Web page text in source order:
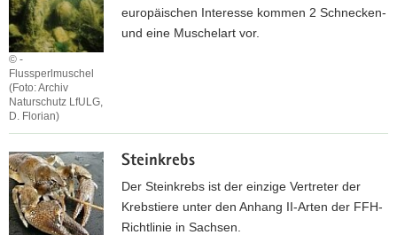
m
e
t
t
e
r
l
i
n
g
e
© -
Flussperlmuschel
(Foto: Archiv
Naturschutz LfULG,
D. Florian)
europäischen Interesse kommen 2 Schnecken-
und eine Muschelart vor.
e
i
c
h
Steinkrebs
Der Steinkrebs ist der einzige Vertreter der
Krebstiere unter den Anhang II-Arten der FFH-
Richtlinie in Sachsen.